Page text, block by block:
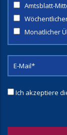
Amtsblatt-
Monatlicher
Ich akzeptiere